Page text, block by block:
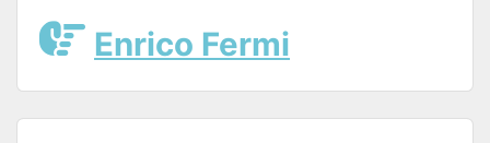
Enrico Fermi